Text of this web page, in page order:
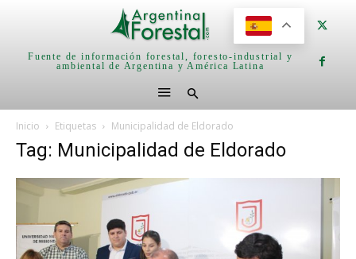
Fuente de información forestal, foresto-industrial y
ambiental de Argentina y América Latina
Inicio Etiquetas Municipalidad de Eldorado
Tag: Municipalidad de Eldorado